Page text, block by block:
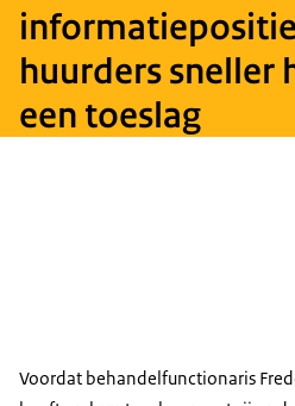
huurders sneller
een toeslag
Voordat behandelfunctionaris